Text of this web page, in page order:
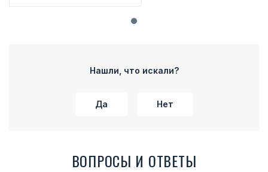
Нашли, что искали?
Да Нет
ВОПРОСЫ И ОТВЕТЫ